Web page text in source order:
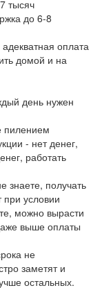
тысяч
до 6-8
оплата
домой и на
день нужен
пилением
- нет денег,
работать
знаете, получать
при условии
можно вырасти
выше оплаты
не
заметят и
остальных.